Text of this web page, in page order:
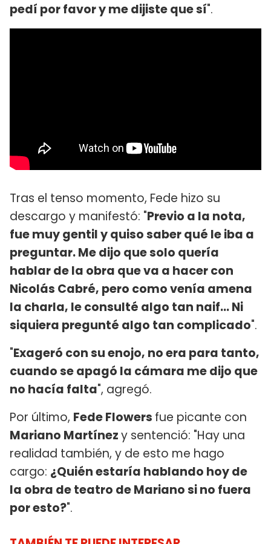
pedí por favor y me dijiste que sí".
Tras el tenso momento, Fede hizo su
descargo y manifestó: "Previo a la nota,
fue muy gentil y quiso saber qué le iba a
preguntar. Me dijo que solo quería
hablar de la obra que va a hacer con
Nicolás Cabré, pero como venía amena
la charla, le consulté algo tan naif... Ni
siquiera pregunté algo tan complicado".
"Exageró con su enojo, no era para tanto,
cuando se apagó la cámara me dijo que
no hacía falta", agregó.
Por último, Fede Flowers fue picante con
Mariano Martínezy sentenció: "Hay una
realidad también, y de esto me hago
cargo: ¿Quién estaría hablando hoy de
la obra de teatro de Mariano si no fuera
por esto?".